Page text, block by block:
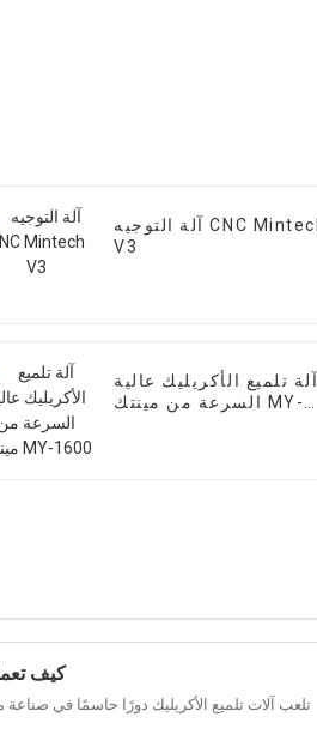
آلة التوجيه CNC Mintech
V3
آلة تلميع الأكريليك عالية
السرعة من مينتك MY-
كيف
تلعب آلات تلميع الأكريليك دورًا حاسمًا في صناعة